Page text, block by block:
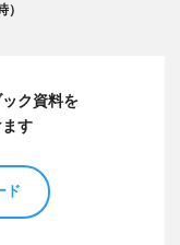
ク資料を
す
ド